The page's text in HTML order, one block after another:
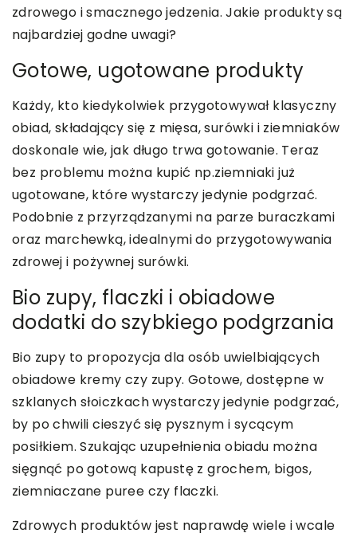
zdrowego i smacznego jedzenia. Jakie produkty są
najbardziej godne uwagi?
Gotowe, ugotowane produkty
Każdy, kto kiedykolwiek przygotowywał klasyczny
obiad, składający się z mięsa, surówki i ziemniaków
doskonale wie, jak długo trwa gotowanie. Teraz
bez problemu można kupić np.ziemniaki już
ugotowane, które wystarczy jedynie podgrzać.
Podobnie z przyrządzanymi na parze buraczkami
oraz marchewką, idealnymi do przygotowywania
zdrowej i pożywnej surówki.
Bio zupy, flaczki i obiadowe
dodatki do szybkiego podgrzania
Bio zupy to propozycja dla osób uwielbiających
obiadowe kremy czy zupy. Gotowe, dostępne w
szklanych słoiczkach wystarczy jedynie podgrzać,
by po chwili cieszyć się pysznym i sycącym
posiłkiem. Szukając uzupełnienia obiadu można
sięgnąć po gotową kapustę z grochem, bigos,
ziemniaczane puree czy flaczki.
Zdrowych produktów jest naprawdę wiele i wcale